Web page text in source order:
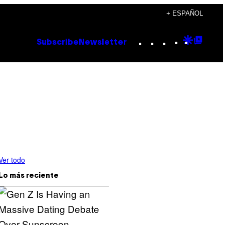
+ ESPAÑOL
Subscribe Newsletter Instagram
TikTok
YouTube
Google
todo
Lo más reciente